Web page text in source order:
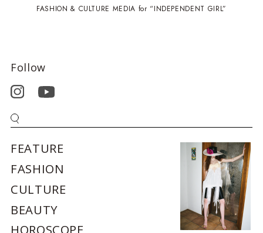
FASHION & CULTURE MEDIA for “INDEPENDENT GIRL”
Follow
FEATURE
FASHION
CULTURE
BEAUTY
HOROSCOPE